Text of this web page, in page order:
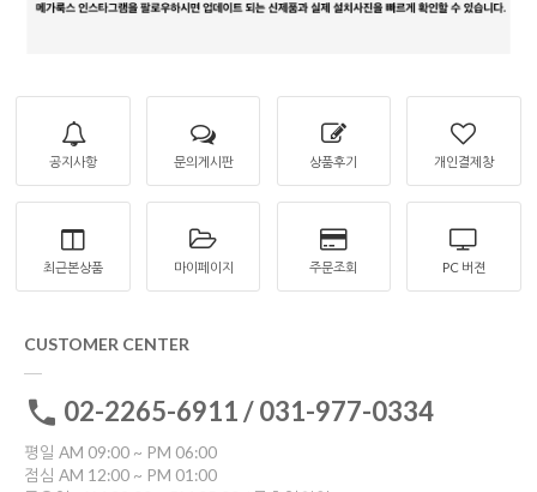
공지사항 문의게시판 상품후기 개인결제창
최근본상품 마이페이지 주문조회 PC 버젼
CUSTOMER CENTER
02-2265-6911 / 031-977-0334
평일 AM 09:00 ~ PM 06:00
점심 AM 12:00 ~ PM 01:00